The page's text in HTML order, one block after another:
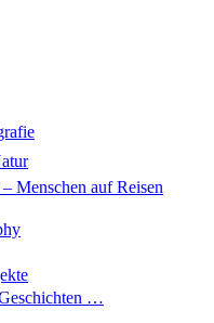
Menschen auf Reisen
…